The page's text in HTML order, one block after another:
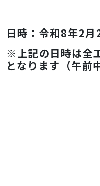
日時：令和8年2
※上記の日時は全
となります（午前